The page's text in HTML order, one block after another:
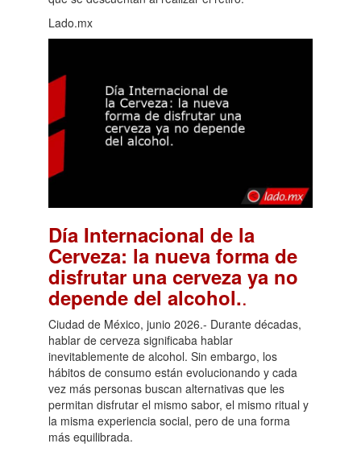
Lado.mx
Día Internacional de la
Cerveza: la nueva forma de
disfrutar una cerveza ya no
depende del alcohol..
Ciudad de México, junio 2026.- Durante décadas,
hablar de cerveza significaba hablar
inevitablemente de alcohol. Sin embargo, los
hábitos de consumo están evolucionando y cada
vez más personas buscan alternativas que les
permitan disfrutar el mismo sabor, el mismo ritual y
la misma experiencia social, pero de una forma
más equilibrada.